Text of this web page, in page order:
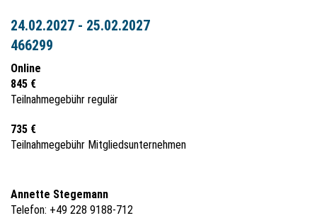
24.02.2027 - 25.02.2027
466299
Online
845 €
Teilnahmegebühr regulär
735 €
Teilnahmegebühr Mitgliedsunternehmen
Annette Stegemann
Telefon: +49 228 9188-712